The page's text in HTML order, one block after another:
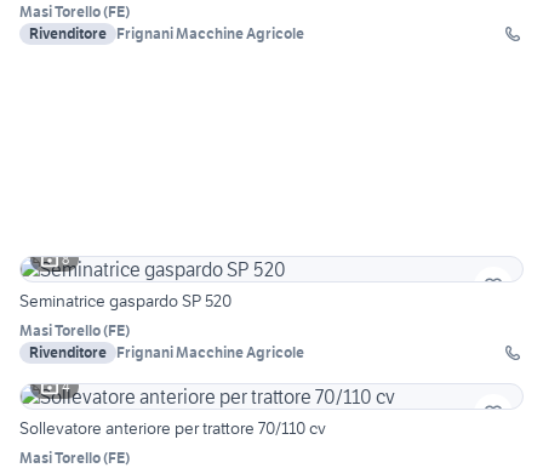
Masi Torello(FE)
Rivenditore Frignani Macchine Agricole
8
Seminatrice gaspardo SP 520
Masi Torello(FE)
Rivenditore Frignani Macchine Agricole
4
Sollevatore anteriore per trattore 70/110 cv
Masi Torello(FE)